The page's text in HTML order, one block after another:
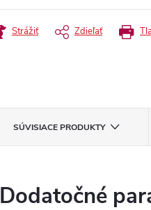
Strážiť Zdieľať
SÚVISIACE PRODUKTY
Dodatočné